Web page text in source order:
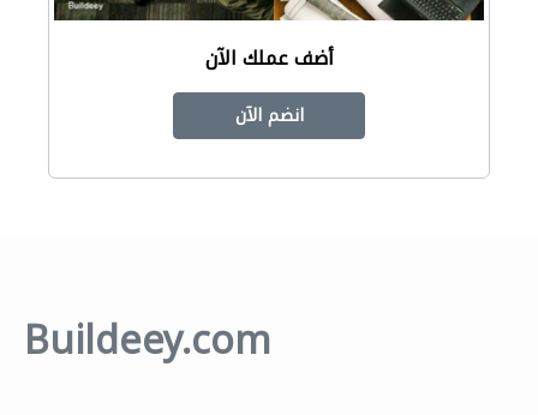
أضف عملك الآن
انضم الآن
Buildeey.com